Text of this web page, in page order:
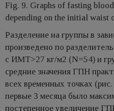
Fig. 9. Graphs of fasting
depending on the initial waist
Разделение на группы в
произведено по
с ИМТ>27 кг/м2 (N=54) и
средние значения ГПН
всех временных точках
первые 3 месяца было
постепенное увеличение